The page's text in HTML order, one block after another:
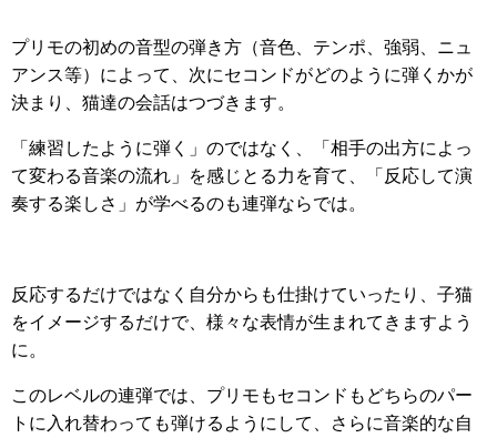
プリモの初めの音型の弾き方（音色、テンポ、強弱、ニュ
アンス等）によって、次にセコンドがどのように弾くかが
決まり、猫達の会話はつづきます。
「練習したように弾く」のではなく、「相手の出方によっ
て変わる音楽の流れ」を感じとる力を育て、「反応して演
奏する楽しさ」が学べるのも連弾ならでは。
反応するだけではなく自分からも仕掛けていったり、子猫
をイメージするだけで、様々な表情が生まれてきますよう
に。
このレベルの連弾では、プリモもセコンドもどちらのパー
トに入れ替わっても弾けるようにして、さらに音楽的な自